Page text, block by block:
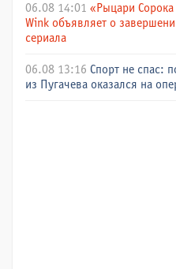
06.08 14:01 «Рыцари
Wink объявляет о
сериала
06.08 13:16 Спорт не спас:
из Пугачева оказался на